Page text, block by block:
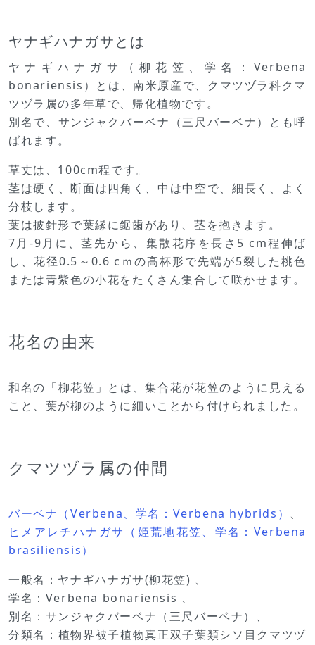
ヤナギハナガサとは
ヤナギハナガサ（柳花笠、学名：Verbena
bonariensis）とは、南米原産で、クマツヅラ科クマ
ツヅラ属の多年草で、帰化植物です。
別名で、サンジャクバーベナ（三尺バーベナ）とも呼
ばれます。
草丈は、100cm程です。
茎は硬く、断面は四角く、中は中空で、細長く、よく
分枝します。
葉は披針形で葉縁に鋸歯があり、茎を抱きます。
7月-9月に、茎先から、集散花序を長さ5 cm程伸ば
し、花径0.5～0.6 cｍの高杯形で先端が5裂した桃色
または青紫色の小花をたくさん集合して咲かせます。
花名の由来
和名の「柳花笠」とは、集合花が花笠のように見える
こと、葉が柳のように細いことから付けられました。
クマツヅラ属の仲間
バーベナ（Verbena、学名：Verbena hybrids） 、
ヒメアレチハナガサ（姫荒地花笠、学名：Verbena
brasiliensis）
一般名：ヤナギハナガサ(柳花笠) 、
学名：Verbena bonariensis 、
別名：サンジャクバーベナ（三尺バーベナ）、
分類名：植物界被子植物真正双子葉類シソ目クマツヅ